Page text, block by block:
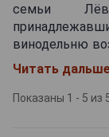
семьи
винодельню
отцом
расположены
деревень
Читать
Показаны 1 - 5 из